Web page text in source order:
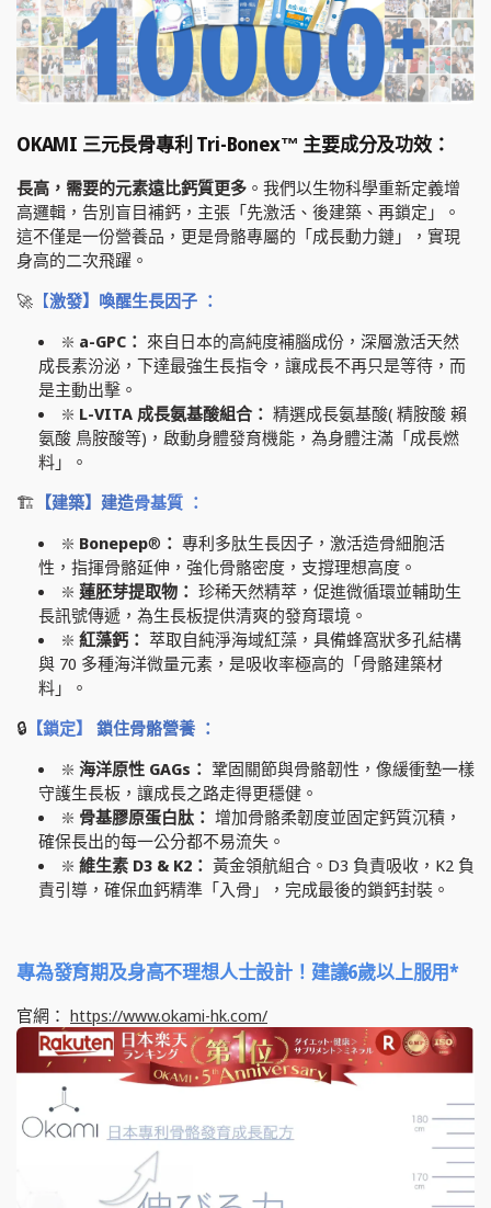
OKAMI 三元長骨專利 Tri-Bonex™️ 主要成分及功效：
長高，需要的元素遠比鈣質更多 。我們以生物科學重新定義增
高邏輯，告別盲目補鈣，主張「先激活、後建築、再鎖定」。
這不僅是一份營養品，更是骨骼專屬的「成長動力鏈」，實現
身高的二次飛躍。
🚀 【激發】喚醒生長因子 ：
❇️ a-GPC： 來自日本的高純度補腦成份，深層激活天然
成長素汾泌，下達最強生長指令，讓成長不再只是等待，而
是主動出擊。
❇️ L-VITA 成長氨基酸組合： 精選成長氨基酸( 精胺酸 賴
氨酸 鳥胺酸等) ，啟動身體發育機能，為身體注滿「成長燃
料」。
🏗️ 【建築】建造骨基質 ：
❇️ Bonepep®️ ： 專利多肽生長因子，激活造骨細胞活
性，指揮骨骼延伸，強化骨骼密度，支撐理想高度。
❇️ 蓮胚芽提取物： 珍稀天然精萃，促進微循環並輔助生
長訊號傳遞，為生長板提供清爽的發育環境。
❇️ 紅藻鈣 ： 萃取自純淨海域紅藻，具備蜂窩狀多孔結構
與 70 多種海洋微量元素，是吸收率極高的「骨骼建築材
料」。
🔒 【鎖定】
鎖住骨骼營養 ：
❇️ 海洋原性 GAGs： 鞏固關節與骨骼韌性，像緩衝墊一樣
守護生長板，讓成長之路走得更穩健。
❇️ 骨基膠原蛋白肽： 增加骨骼柔韌度並固定鈣質沉積，
確保長出的每一公分都不易流失。
❇️ 維生素 D3 & K2 ： 黃金領航組合。 D3 負責吸收， K2 負
責引導，確保血鈣精準「入骨」，完成最後的鎖鈣封裝。
專為發育期及身高不理想人士設計！建議6歲以上服用*
官網： https://www.okami-hk.com/